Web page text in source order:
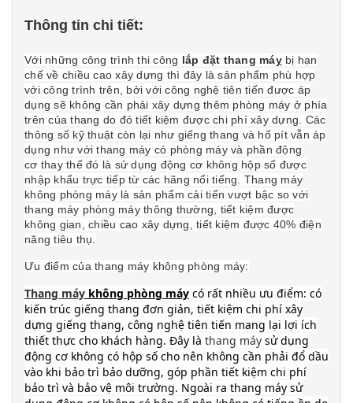
Thông tin chi tiết:
Với những công trình thi công lắp đặt thang máybị hạn
chế về chiều cao xây dựng thì đây là sản phẩm phù hợp
với công trình trên, bởi với công nghệ tiên tiến được áp
dụng sẽ không cần phải xây dựng thêm phòng máy ở phía
trên của thang do đó tiết kiệm được chi phí xây dựng. Các
thông số kỹ thuật còn lại như giếng thang và hố pít vẫn áp
dụng như với thang máy có phòng máy và phần động
cơ thay thế đó là sử dụng động cơ không hộp số được
nhập khẩu trực tiếp từ các hãng nổi tiếng. Thang máy
không phòng máy là sản phẩm cải tiến vượt bậc so với
thang máy phòng máy thông thường, tiết kiệm được
không gian, chiều cao xây dựng, tiết kiệm được 40% điện
năng tiêu thụ.
Ưu điểm của thang máy không phòng máy:
Thang máy không phòng máy có rất nhiều ưu điểm: có
kiến trúc giếng thang đơn giản, tiết kiệm chi phí xây
dựng giếng thang, công nghệ tiên tiến mang lại lợi ích
thiết thực cho khách hàng. Đây là thang máy sử dụng
động cơ không có hộp số cho nên không cần phải đổ dầu
vào khi bảo trì bảo dưỡng, góp phần tiết kiệm chi phí
bảo trì và bảo vệ môi trường. Ngoài ra thang máy sử